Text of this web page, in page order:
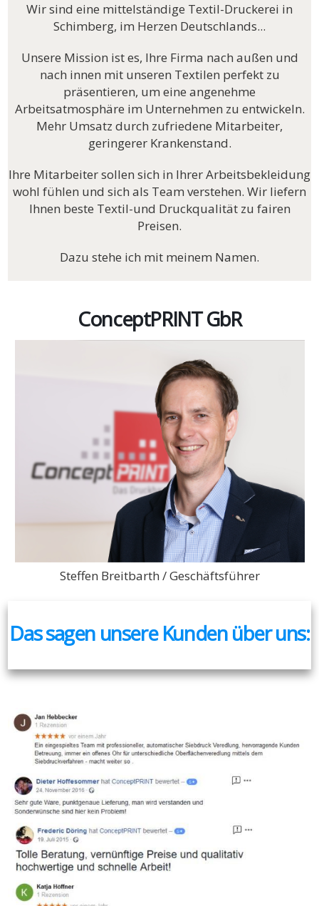
Wir sind eine mittelständige Textil-Druckerei in
Schimberg, im Herzen Deutschlands...
Unsere Mission ist es, Ihre Firma nach außen und
nach innen mit unseren Textilen perfekt zu
präsentieren, um eine angenehme
Arbeitsatmosphäre im Unternehmen zu entwickeln.
Mehr Umsatz durch zufriedene Mitarbeiter,
geringerer Krankenstand.
Ihre Mitarbeiter sollen sich in Ihrer Arbeitsbekleidung
wohl fühlen und sich als Team verstehen. Wir liefern
Ihnen beste Textil-und Druckqualität zu fairen
Preisen.
Dazu stehe ich mit meinem Namen.
ConceptPRINT GbR
Steffen Breitbarth / Geschäftsführer
Das sagen unsere Kunden über uns: